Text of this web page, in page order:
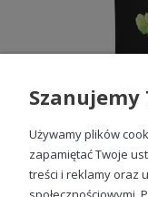
Używamy plików
zapamiętać Twoje
treści i reklamy oraz